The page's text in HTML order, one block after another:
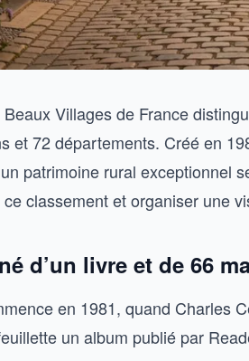
Villages de France
et 72 départements. Créé en
patrimoine rural exceptionnel
classement et organiser une
d’un livre et de 66
en 1981, quand Charles
un album publié par